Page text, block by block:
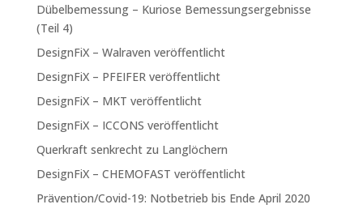
Dübelbemessung – Kuriose Bemessungsergebnisse
(Teil 4)
DesignFiX – Walraven veröffentlicht
DesignFiX – PFEIFER veröffentlicht
DesignFiX – MKT veröffentlicht
DesignFiX – ICCONS veröffentlicht
Querkraft senkrecht zu Langlöchern
DesignFiX – CHEMOFAST veröffentlicht
Prävention/Covid-19: Notbetrieb bis Ende April 2020